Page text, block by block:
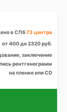
в СПб73 центра
от 400 до 2320 руб.
заключение
рентгенограмм
на пленке или CD